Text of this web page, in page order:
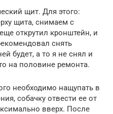
щит. Для этого:
щита, снимаем с
открутил кронштейн, и
снять
будет, а то я не снял и
на половине ремонта.
необходимо нащупать в
собачку отвести ее от
вверх. После